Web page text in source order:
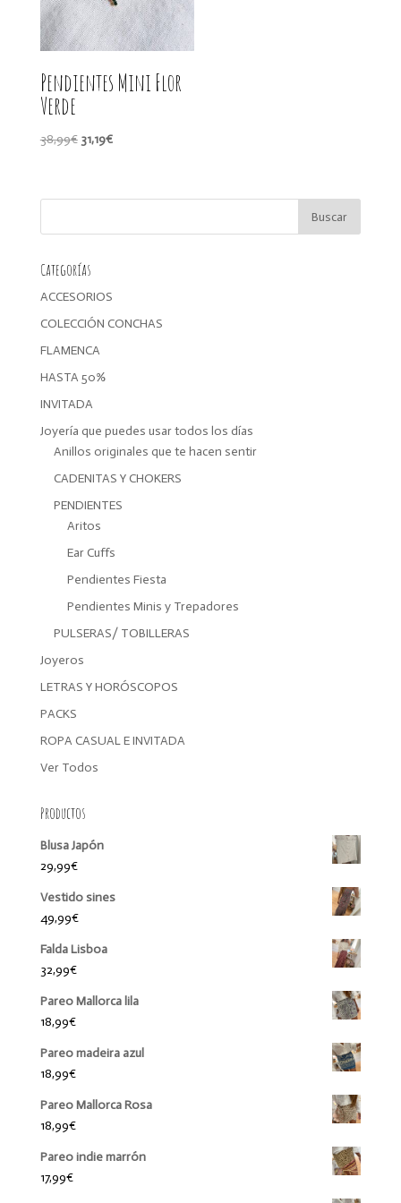
Pendientes Mini Flor
Verde
38,99€ El
era:
31,19€El
es:
Categorías
ACCESORIOS
COLECCIÓN CONCHAS
FLAMENCA
HASTA 50%
INVITADA
Joyería que puedes usar todos los días
Anillos originales que te hacen sentir
CADENITAS Y CHOKERS
PENDIENTES
Aritos
Ear Cuffs
Pendientes Fiesta
Pendientes Minis y Trepadores
PULSERAS/ TOBILLERAS
Joyeros
LETRAS Y HORÓSCOPOS
PACKS
ROPA CASUAL E INVITADA
Ver Todos
Productos
Blusa Japón
29,99€
Vestido sines
49,99€
Falda Lisboa
32,99€
Pareo Mallorca lila
18,99€
Pareo madeira azul
18,99€
Pareo Mallorca Rosa
18,99€
Pareo indie marrón
17,99€